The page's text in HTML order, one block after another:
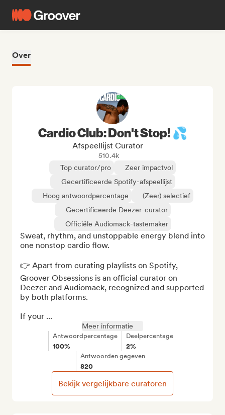
Over
Cardio Club: Don't Stop! 💦
Afspeellijst Curator
510.4k
Top curator/pro
Zeer impactvol
Gecertificeerde Spotify-afspeellijst
Hoog antwoordpercentage
(Zeer) selectief
Gecertificeerde Deezer-curator
Officiële Audiomack-tastemaker
Sweat, rhythm, and unstoppable energy blend into
one nonstop cardio flow.
👉 Apart from curating playlists on Spotify,
Groover Obsessions is an official curator on
Deezer and Audiomack, recognized and supported
by both platforms.
If your ...
Meer informatie
Antwoordpercentage
100%
Deelpercentage
2%
Antwoorden gegeven
820
Bekijk vergelijkbare curatoren